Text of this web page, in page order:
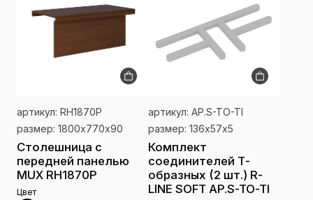
артикул: RH1870P
размер: 1800х770х90
Столешница с
передней панелью
MUX RH1870P
Цвет
артикул: AP.S-TO-TI
размер: 136х57х5
Комплект
соединителей Т-
образных (2 шт.) R-
LINE SOFT AP.S-TO-TI